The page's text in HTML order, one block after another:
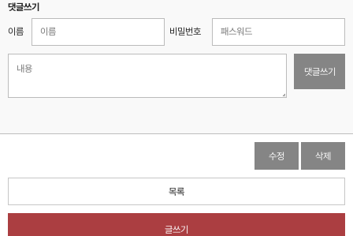
댓글쓰기
이름 비밀번호
댓글쓰기
수정 삭제
목록
글쓰기